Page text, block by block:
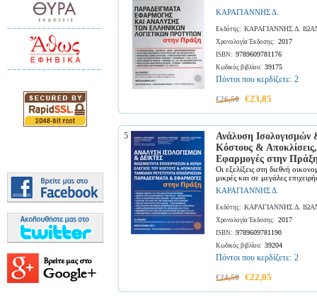
ΚΑΡΑΓΙΑΝΝΗΣ Δ.
Εκδότης: ΚΑΡΑΓΙΑΝΝΗΣ Δ.
Χρονολογία Έκδοσης: 2017
ISBN: 9789609781176
Κωδικός βιβλίου: 39175
Πόντοι που κερδίζετε: 2
€26,50 €23,85
5
Ανάλυση Ισολογισμών
Κόστους &
Εφαρμογές στην
Οι εξελίξεις στη διεθνή
μικρές και σε μεγάλες
ΚΑΡΑΓΙΑΝΝΗΣ Δ.
Εκδότης: ΚΑΡΑΓΙΑΝΝΗΣ Δ.
Χρονολογία Έκδοσης: 2017
ISBN: 9789609781190
Κωδικός βιβλίου: 39204
Πόντοι που κερδίζετε: 2
€24,50 €22,05